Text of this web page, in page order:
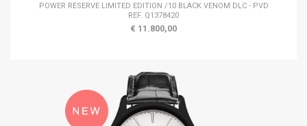
POWER RESERVE LIMITED EDITION /10 BLACK VENOM DLC - PVD
REF. Q1378420
€ 11.800,00